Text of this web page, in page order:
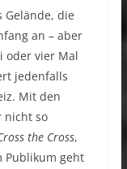
die
an – aber
oder vier Mal
jedenfalls
Mit den
nicht so
the Cross,
Publikum geht